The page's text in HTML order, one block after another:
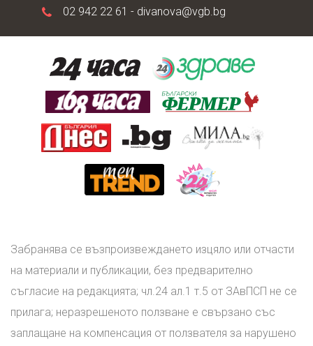
02 942 22 61 - divanova@vgb.bg
Забранява се възпроизвеждането изцяло или отчасти
на материали и публикации, без предварително
съгласие на редакцията; чл.24 ал.1 т.5 от ЗАвПСП не се
прилага; неразрешеното ползване е свързано със
заплащане на компенсация от ползвателя за нарушено